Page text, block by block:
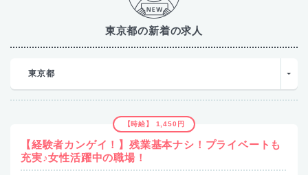
東京都の新着の求人
東京都
【時給】 1,450円
【経験者カンゲイ！】残業基本ナシ！プライベートも
充実♪女性活躍中の職場！